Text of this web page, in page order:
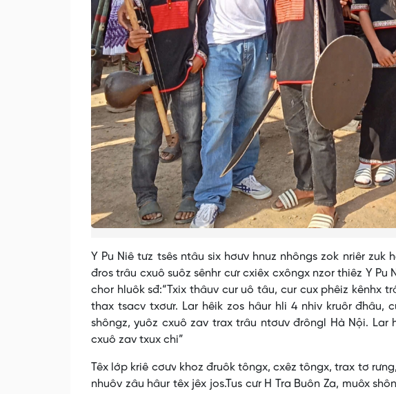
Y Pu Niê tưz tsês ntâu six hơưv hnuz nhôngs zok nriêr
đros trâu cxuô suôz sênhr cưr cxiêx cxôngx nzor thiêz Y Pu
chor hluôk sđ:“Txix thâuv cur uô tâu, cur cux phêiz kênhx
thax tsacv txơưr. Lar hêik zos hâur hli 4 nhiv kruôr đhâu,
shôngz, yuôz cxuô zav trax trâu ntơưv đrôngl Hà Nội.
cxuô zav txux chi”
Têx lớp kriê cơưv khoz đruôk tôngx, cxêz tôngx, trax tơ
nhuôv zâu hâur têx jêx jos.Tus cưr H Tra Buôn Za, muôx